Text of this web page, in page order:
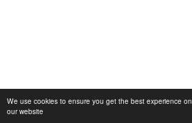
We use cookies to ensure you get the best experience on
our website